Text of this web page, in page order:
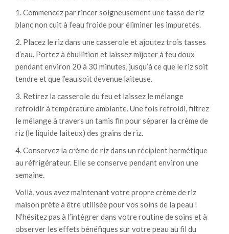
1. Commencez par rincer soigneusement une tasse de riz
blanc non cuit à l’eau froide pour éliminer les impuretés.
2. Placez le riz dans une casserole et ajoutez trois tasses
d’eau. Portez à ébullition et laissez mijoter à feu doux
pendant environ 20 à 30 minutes, jusqu’à ce que le riz soit
tendre et que l’eau soit devenue laiteuse.
3. Retirez la casserole du feu et laissez le mélange
refroidir à température ambiante. Une fois refroidi, filtrez
le mélange à travers un tamis fin pour séparer la crème de
riz (le liquide laiteux) des grains de riz.
4. Conservez la crème de riz dans un récipient hermétique
au réfrigérateur. Elle se conserve pendant environ une
semaine.
Voilà, vous avez maintenant votre propre crème de riz
maison prête à être utilisée pour vos soins de la peau !
N’hésitez pas à l’intégrer dans votre routine de soins et à
observer les effets bénéfiques sur votre peau au fil du